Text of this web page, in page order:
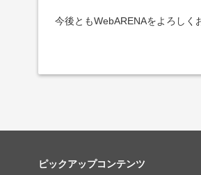
今後ともWebARENAをよろしく
ピックアップコンテンツ